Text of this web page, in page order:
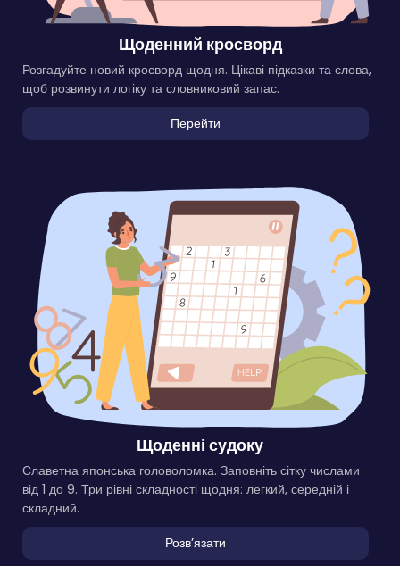
Щоденний кросворд
Розгадуйте новий кросворд щодня. Цікаві підказки та слова,
щоб розвинути логіку та словниковий запас.
Перейти
Щоденні судоку
Славетна японська головоломка. Заповніть сітку числами
від 1 до 9. Три рівні складності щодня: легкий, середній і
складний.
Розвʼязати